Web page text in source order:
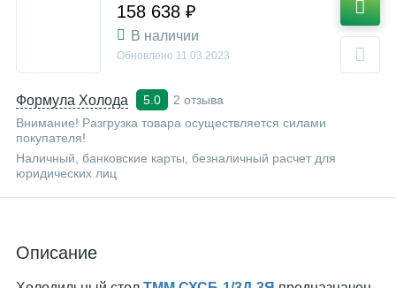
Формула Холода 5.0
2 отзыва
Внимание! Разгрузка товара осуществляется силами
покупателя!
Наличный, банковские карты, безналичный расчет для
юридических лиц
158 638 ₽
В наличии
Обновлено 11.03.2023
Описание